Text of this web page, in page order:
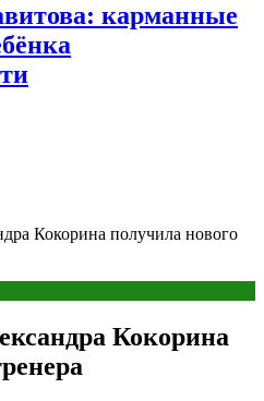
карманные
Кокорина получила нового
Кокорина